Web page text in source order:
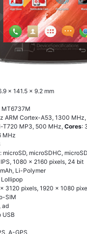
x 141.5 x 9.2 mm
МТ6737М
АRМ Соrtех-А53, 1300 MHz,
T720 MP3, 500 MHz,Cores:
MHz
: microSD, microSDHC,
IPS, 1080 x 2160 pixels, 24 bit
Li-Polymer
Lоlliрор
3120 pixels, 1920 x 1080
SIM
аd
USB
А-GРS